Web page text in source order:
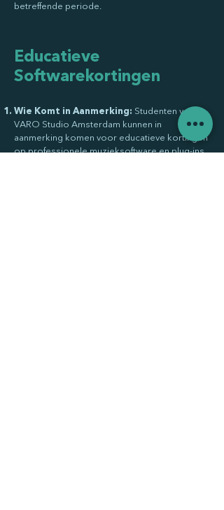
betreffende periode.
Educatieve
Softwarekortingen
Wie Komt in Aanmerking: Studenten van
VARO Studio Amsterdam kunnen in
aanmerking komen voor educatieve kortingen
op professionele muzieksoftware en plug-ins,